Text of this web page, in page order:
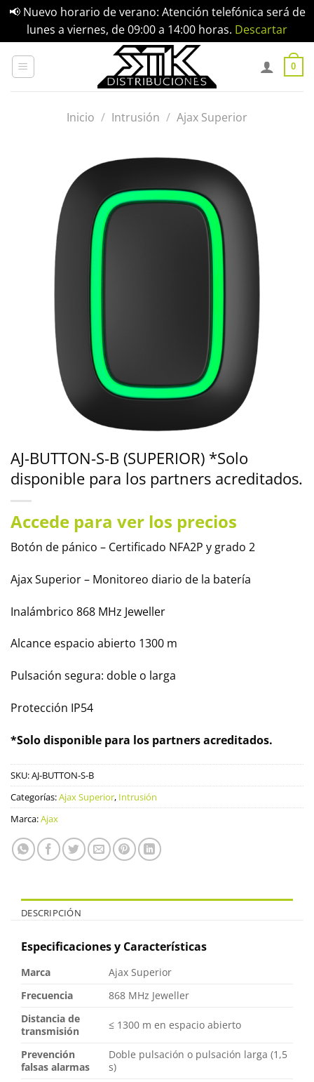
📢 Nuevo horario de verano: Atención telefónica será de
lunes a viernes, de 09:00 a 14:00 horas. Descartar
0
Inicio / Intrusión / Ajax Superior
AJ-BUTTON-S-B (SUPERIOR) *Solo
disponible para los partners acreditados.
Accede para ver los precios
Botón de pánico – Certificado NFA2P y grado 2
Ajax Superior – Monitoreo diario de la batería
Inalámbrico 868 MHz Jeweller
Alcance espacio abierto 1300 m
Pulsación segura: doble o larga
Protección IP54
*Solo disponible para los partners acreditados.
SKU:AJ-BUTTON-S-B
Categorías:Ajax Superior, Intrusión
Marca:Ajax
DESCRIPCIÓN
Especificaciones y Características
Marca
Ajax Superior
Frecuencia
868 MHz Jeweller
Distancia de
transmisión
≤ 1300 m en espacio abierto
Prevención
falsas alarmas
Doble pulsación o pulsación larga (1,5
s)